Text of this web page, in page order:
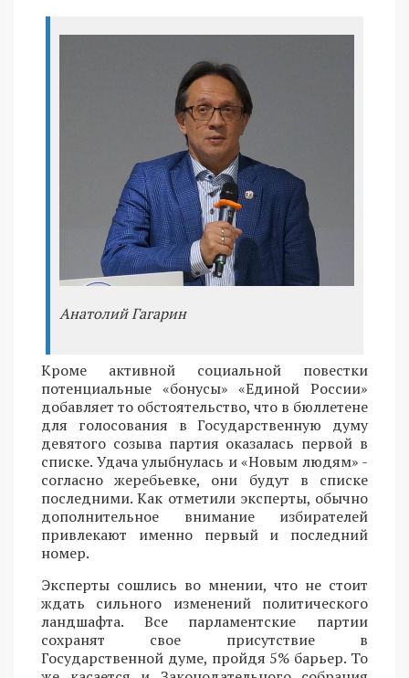
Анатолий Гагарин
Кроме активной социальной повестки
потенциальные «бонусы» «Единой России»
добавляет то обстоятельство, что в бюллетене
для голосования в Государственную думу
девятого созыва партия оказалась первой в
списке. Удача улыбнулась и «Новым людям» -
согласно жеребьевке, они будут в списке
последними. Как отметили эксперты, обычно
дополнительное внимание избирателей
привлекают именно первый и последний
номер.
Эксперты сошлись во мнении, что не стоит
ждать сильного изменений политического
ландшафта. Все парламентские партии
сохранят свое присутствие в
Государственной думе, пройдя 5% барьер. То